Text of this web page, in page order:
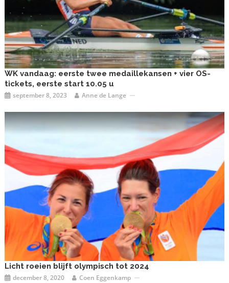
WK vandaag: eerste twee medaillekansen + vier OS-
tickets, eerste start 10.05 u
september 8, 2023 Anne de Lange
Licht roeien blijft olympisch tot 2024
december 8, 2020 Coen Eggenkamp